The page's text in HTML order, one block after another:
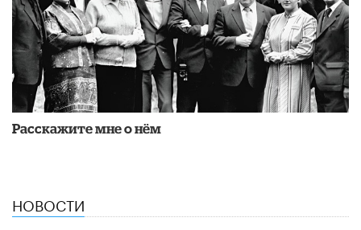
Расскажите мне о нём
НОВОСТИ